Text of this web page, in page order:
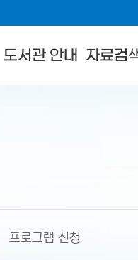
도서관 안내 자료검
프로그램 신청